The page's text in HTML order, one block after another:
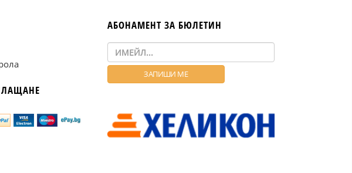
АБОНАМЕНТ ЗА БЮЛЕТИН